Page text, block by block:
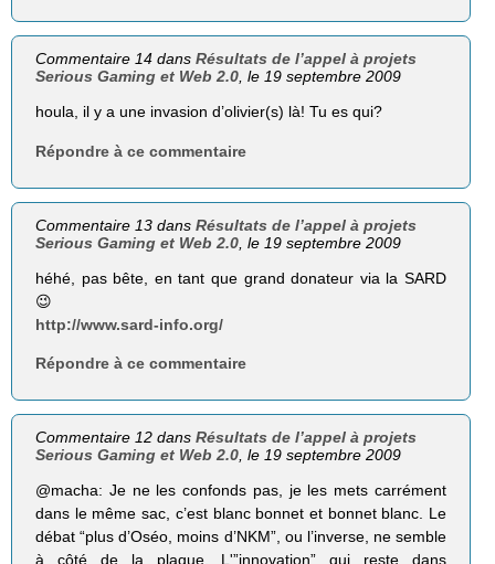
Commentaire 14 dansRésultats de l’appel à projets
Serious Gaming et Web 2.0, le 19 septembre 2009
houla, il y a une invasion d’olivier(s) là! Tu es qui?
Répondre à ce commentaire
Commentaire 13 dansRésultats de l’appel à projets
Serious Gaming et Web 2.0 , le 19 septembre 2009
héhé, pas bête, en tant que grand donateur via la SARD
😉
http://www.sard-info.org/
Répondre à ce commentaire
Commentaire 12 dansRésultats de l’appel à projets
Serious Gaming et Web 2.0 , le 19 septembre 2009
@macha: Je ne les confonds pas, je les mets carrément
dans le même sac, c’est blanc bonnet et bonnet blanc. Le
débat “plus d’Oséo, moins d’NKM”, ou l’inverse, ne semble
à côté de la plaque. L'”innovation” qui reste dans